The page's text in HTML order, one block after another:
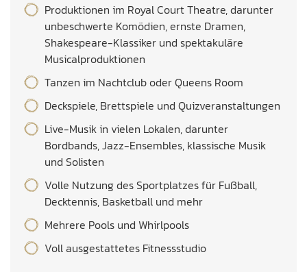
Produktionen im Royal Court Theatre, darunter
unbeschwerte Komödien, ernste Dramen,
Shakespeare-Klassiker und spektakuläre
Musicalproduktionen
Tanzen im Nachtclub oder Queens Room
Deckspiele, Brettspiele und Quizveranstaltungen
Live-Musik in vielen Lokalen, darunter
Bordbands, Jazz-Ensembles, klassische Musik
und Solisten
Volle Nutzung des Sportplatzes für Fußball,
Decktennis, Basketball und mehr
Mehrere Pools und Whirlpools
Voll ausgestattetes Fitnessstudio